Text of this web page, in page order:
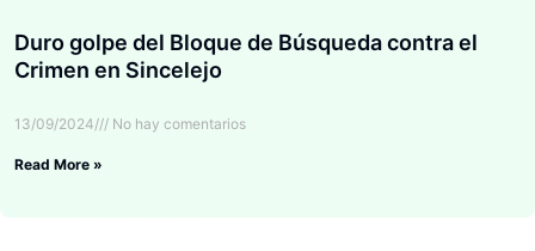
Duro golpe del Bloque de Búsqueda contra el
Crimen en Sincelejo
13/09/2024 No hay comentarios
Read More »